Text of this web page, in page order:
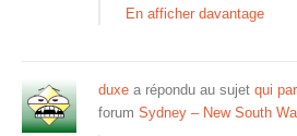
En afficher davantage
duxe a répondu au sujet qui
forum Sydney – New South